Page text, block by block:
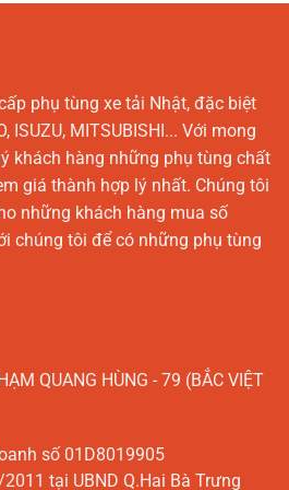
phụ tùng xe tải Nhật, đặc biệt
ISUZU, MITSUBISHI... Với mong
khách hàng những phụ tùng chất
giá thành hợp lý nhất. Chúng tôi
những khách hàng mua số
chúng tôi để có những phụ tùng
QUANG HÙNG - 79 (BẮC VIỆT
số 01D8019905
tại UBND Q.Hai Bà Trưng